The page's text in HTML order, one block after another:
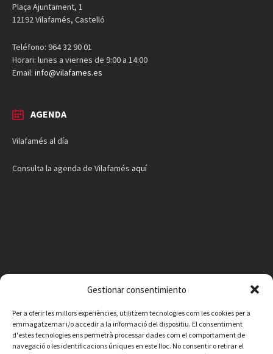
Gestionar consentimiento
Per a oferir les millors experiències, utilitzem tecnologies com les cookies per a
emmagatzemar i/o accedir a la informació del dispositiu. El consentiment
d'estes tecnologies ens permetrà processar dades com el comportament de
navegació o les identificacions úniques en este lloc. No consentir o retirar el
Plaça Ajuntament, 1
12192 Vilafamés, Castelló
Teléfono: 964 32 90 01
Horari: lunes a viernes de 9:00 a 14:00
Email: info@vilafames.es
AGENDA
Vilafamés al día
Consulta la agenda de Vilafamés aquí